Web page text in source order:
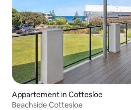
Appartement in Cottesloe
Beachside Cottesloe